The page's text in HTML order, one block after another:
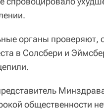
органы проверяют,
в Солсбери и
общественности